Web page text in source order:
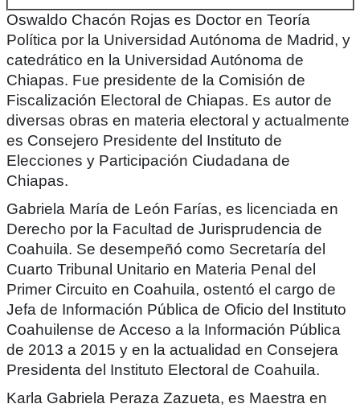
Oswaldo Chacón Rojas es Doctor en Teoría
Política por la Universidad Autónoma de Madrid, y
catedrático en la Universidad Autónoma de
Chiapas. Fue presidente de la Comisión de
Fiscalización Electoral de Chiapas. Es autor de
diversas obras en materia electoral y actualmente
es Consejero Presidente del Instituto de
Elecciones y Participación Ciudadana de
Chiapas.
Gabriela María de León Farías, es licenciada en
Derecho por la Facultad de Jurisprudencia de
Coahuila. Se desempeñó como Secretaría del
Cuarto Tribunal Unitario en Materia Penal del
Primer Circuito en Coahuila, ostentó el cargo de
Jefa de Información Pública de Oficio del Instituto
Coahuilense de Acceso a la Información Pública
de 2013 a 2015 y en la actualidad en Consejera
Presidenta del Instituto Electoral de Coahuila.
Karla Gabriela Peraza Zazueta, es Maestra en